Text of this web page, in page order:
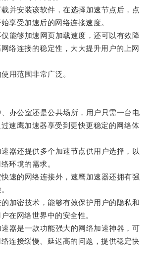
安装该软件，在选择加速节点后，点
享受加速后的网络连接速度。
够加速网页加载速度，还可以有效降
络连接的稳定性，大大提升用户的上网
范围非常广泛。
公室还是公共场所，用户只需一台电
速鹰加速器享受到更快更稳定的网络体
还提供多个加速节点供用户选择，以
环境的需求。
的网络连接外，速鹰加速器还拥有强
密技术，能够有效保护用户的隐私和
在网络世界中的安全性。
是一款功能强大的网络加速神器，可
连接缓慢、延迟高的问题，提供稳定快